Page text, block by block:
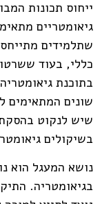
ייחוס תכונות
גיאומטריים
שתלמידים
כללי, בעוד
בתוכנת
שונים המתאימים
שיש לנקוט
בשיקולים
נושא המעגל הוא
בגיאומטריה.